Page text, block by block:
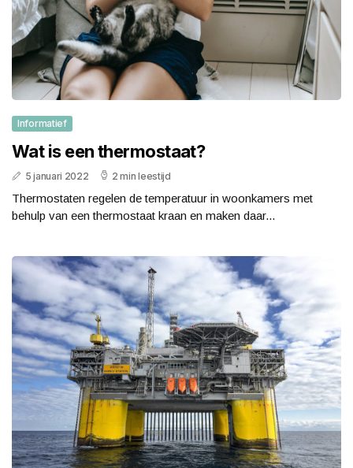
Informatief
Wat is een thermostaat?
5 januari 2022 2 min leestijd
Thermostaten regelen de temperatuur in woonkamers met
behulp van een thermostaat kraan en maken daar...